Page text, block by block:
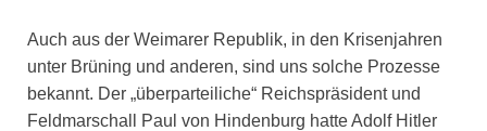
Auch aus der Weimarer Republik, in den Krisenjahren
unter Brüning und anderen, sind uns solche Prozesse
bekannt. Der „überparteiliche“ Reichspräsident und
Feldmarschall Paul von Hindenburg hatte Adolf Hitler